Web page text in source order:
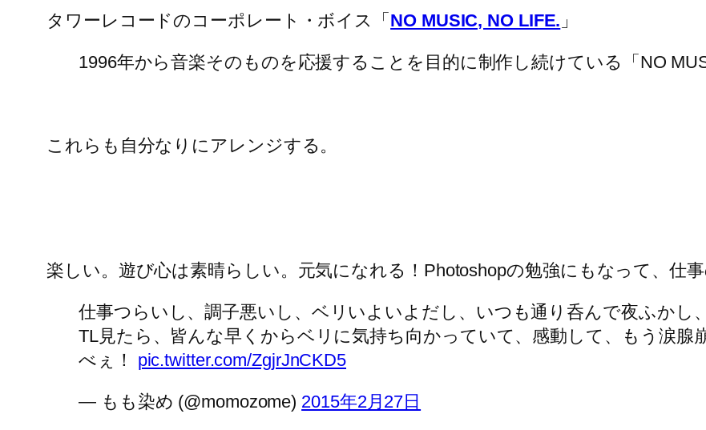
タワーレコードのコーポレート・ボイス「 NO MUSIC, NO LIFE. 」
1996年から音楽そのものを応援することを目的に制作し続けている「NO
これらも自分なりにアレンジする。
楽しい。遊び心は素晴らしい。元気になれる！Photoshopの勉強にもなって、仕
仕事つらいし、調子悪いし、ベリいよいよだし、いつも通り呑んで夜ふかし
TL見たら、皆んな早くからベリに気持ち向かっていて、感動して、もう涙腺
べぇ！ pic.twitter.com/ZgjrJnCKD5
— もも染め (@momozome) 2015年2月27日